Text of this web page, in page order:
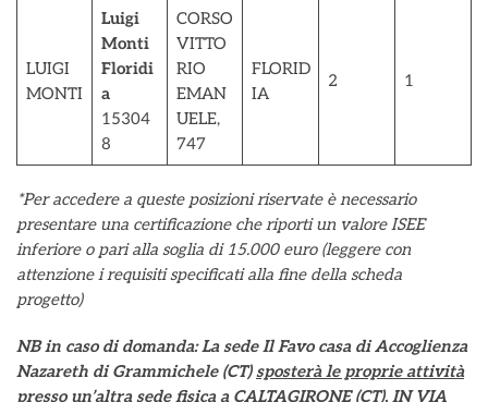
LUIGI
MONTI
Luigi
Monti
Floridi
a
15304
8
CORSO
VITTO
RIO
EMAN
UELE,
747
FLORID
IA
2 1
*Per accedere a queste posizioni riservate è necessario
presentare una certificazione che riporti un valore ISEE
inferiore o pari alla soglia di 15.000 euro (leggere con
attenzione i requisiti specificati alla fine della scheda
progetto)
NB in caso di domanda: La sede Il Favo casa di Accoglienza
Nazareth di Grammichele (CT)sposterà le proprie attività
presso un’altra sede fisica a CALTAGIRONE (CT), IN VIA